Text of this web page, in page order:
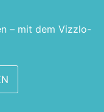
– mit dem Vizzlo-